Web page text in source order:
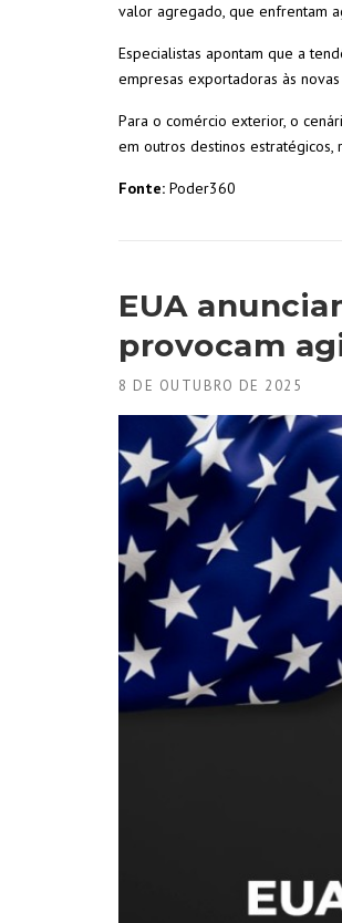
valor agregado, que enfrentam
Especialistas apontam que a
empresas exportadoras às
Para o comércio exterior, o
em outros destinos
Fonte: Poder360
EUA
provocam
8 DE OUTUBRO DE 2025